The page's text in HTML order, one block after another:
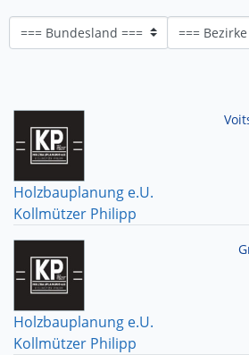
Holzbauplanung e.U.
Kollmützer Philipp
Holzbauplanung e.U.
Kollmützer Philipp